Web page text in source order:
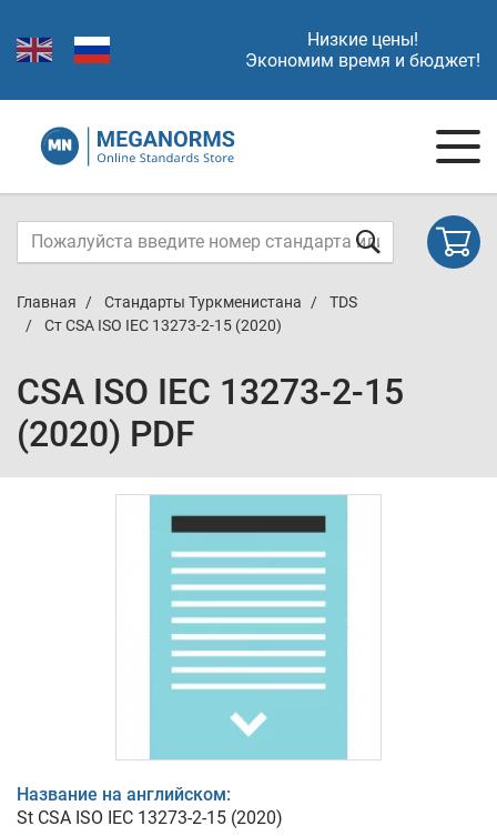
Низкие цены!
Экономим время и бюджет!
Главная Стандарты Туркменистана
TDS
Ст CSA ISO IEC 13273-2-15 (2020)
CSA ISO IEC 13273-2-15
(2020) PDF
Название на английском:
St CSA ISO IEC 13273-2-15 (2020)